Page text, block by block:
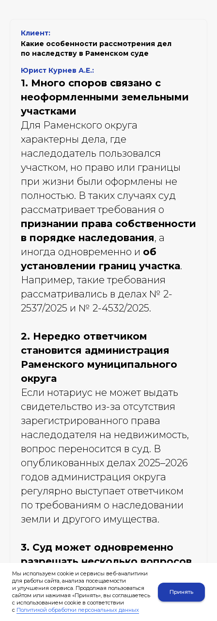
Клиент:
Какие особенности рассмотрения дел
по наследству в Раменском суде
Юрист Курнев А.Е.:
1. Много споров связано с
неоформленными земельными
участками
Для Раменского округа
характерны дела, где
наследодатель пользовался
участком, но право или границы
при жизни были оформлены не
полностью. В таких случаях суд
рассматривает требования о
признании права собственности
в порядке наследования, а
иногда одновременно и об
установлении границ участка.
Например, такие требования
рассматривались в делах № 2-
2537/2025 и № 2-4532/2025.
2. Нередко ответчиком
становится администрация
Раменского муниципального
округа
Если нотариус не может выдать
свидетельство из-за отсутствия
зарегистрированного права
наследодателя на недвижимость,
вопрос переносится в суд. В
опубликованных делах 2025–2026
годов администрация округа
регулярно выступает ответчиком
по требованиям о наследовании
земли и другого имущества.
3. Суд может одновременно
разрешать несколько вопросов
по наследственной массе
Наследственный спор может
касаться сразу дома, земли,
автомобиля, банковских счетов и
Мы используем cookie и сервисы веб-аналитики
для работы сайта, анализа посещаемости
и улучшения сервиса. Продолжая пользоваться
сайтом или нажимая «Принять», вы соглашаетесь
с использованием cookie в соответствии
с Политикой обработки персональных данных
Принять